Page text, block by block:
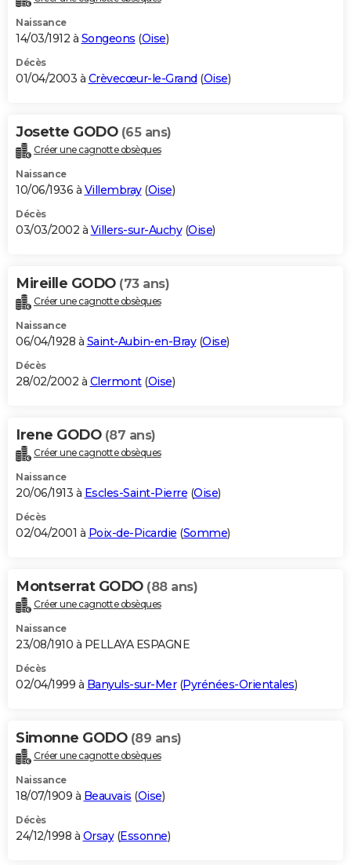
Naissance
14/03/1912 à Songeons (Oise)
Décès
01/04/2003 à Crèvecœur-le-Grand (Oise)
Josette GODO (65 ans)
Créer une cagnotte obsèques
Naissance
10/06/1936 à Villembray(Oise)
Décès
03/03/2002 à Villers-sur-Auchy(Oise)
Mireille GODO (73 ans)
Créer une cagnotte obsèques
Naissance
06/04/1928 à Saint-Aubin-en-Bray(Oise)
Décès
28/02/2002 à Clermont(Oise)
Irene GODO (87 ans)
Créer une cagnotte obsèques
Naissance
20/06/1913 à Escles-Saint-Pierre (Oise)
Décès
02/04/2001 à Poix-de-Picardie (Somme)
Montserrat GODO (88 ans)
Créer une cagnotte obsèques
Naissance
23/08/1910 à PELLAYA ESPAGNE
Décès
02/04/1999 à Banyuls-sur-Mer(Pyrénées-Orientales)
Simonne GODO (89 ans)
Créer une cagnotte obsèques
Naissance
18/07/1909 à Beauvais (Oise)
Décès
24/12/1998 à Orsay(Essonne)